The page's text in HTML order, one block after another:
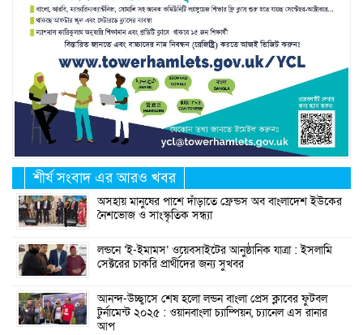
শীর্ষ সংবাদ এর আরও খবর
অসহায় মানুষের পাশে দাঁড়াতে ফ্রেন্ডস অব বাংলাদেশ ইউকের
নৈশভোজ ও সাংস্কৃতিক সন্ধ্যা
লন্ডনে ‘ই-ইমামস’ ওয়েবসাইটের আনুষ্ঠানিক যাত্রা : ইসলামি
সেক্টরের চাকরি প্রার্থীদের জন্য সুখবর
আনন্দ-উচ্ছ্বাসে শেষ হলো লন্ডন বাংলা প্রেস ক্লাবের ফুটবল
টুর্নামেন্ট ২০২৫ : ওয়ানবাংলা চ্যাম্পিয়ন, চ্যানেল এস রানার
আপ